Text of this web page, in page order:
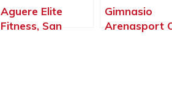
Aguere Elite
Fitness, San
Gimnasio
Arenasport